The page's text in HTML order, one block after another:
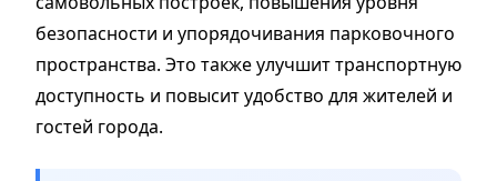
безопасности и упорядочивания парковочного
пространства. Это также улучшит транспортную
доступность и повысит удобство для жителей и
гостей города.